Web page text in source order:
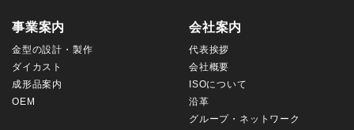
事業案内
金型の設計・製作
ダイカスト
成形品案内
OEM
会社案内
代表挨拶
会社概要
ISOについて
沿革
グループ・ネットワーク